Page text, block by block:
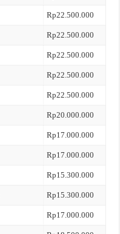
Rp22.500.000
Rp22.500.000
Rp22.500.000
Rp22.500.000
Rp22.500.000
Rp20.000.000
Rp17.000.000
Rp17.000.000
Rp15.300.000
Rp15.300.000
Rp17.000.000